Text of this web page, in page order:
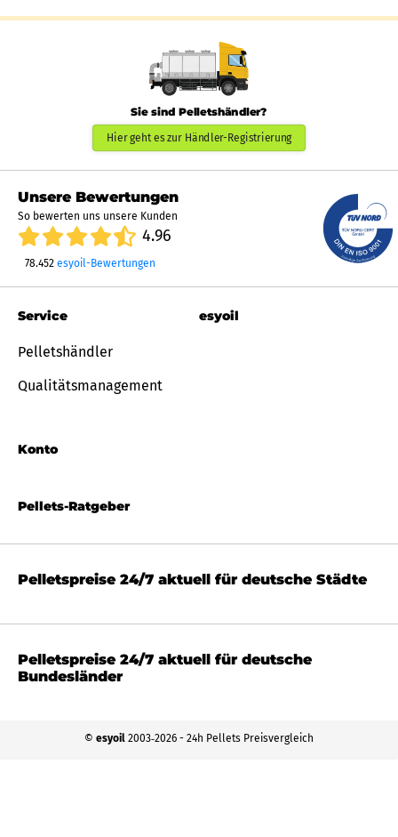
Sie sind Pelletshändler?
Hier geht es zur Händler-Registrierung
Unsere Bewertungen
So bewerten uns unsere Kunden
4.96
78.452 esyoil-Bewertungen
Pellets-Ratgeber
Service
Pelletshändler
Qualitätsmanagement
Konto
esyoil
Pelletspreise 24/7 aktuell für deutsche Städte
Pelletspreise 24/7 aktuell für deutsche
Bundesländer
© esyoil 2003‐2026 - 24h Pellets Preisvergleich